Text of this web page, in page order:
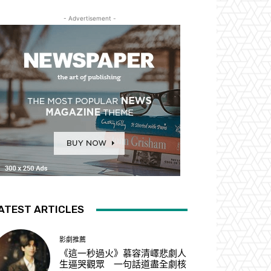
- Advertisement -
ARTICLES
影劇推薦
《這一秒過火》慕容清嶧悲劇人
生逼哭觀眾 一句話道盡全劇核